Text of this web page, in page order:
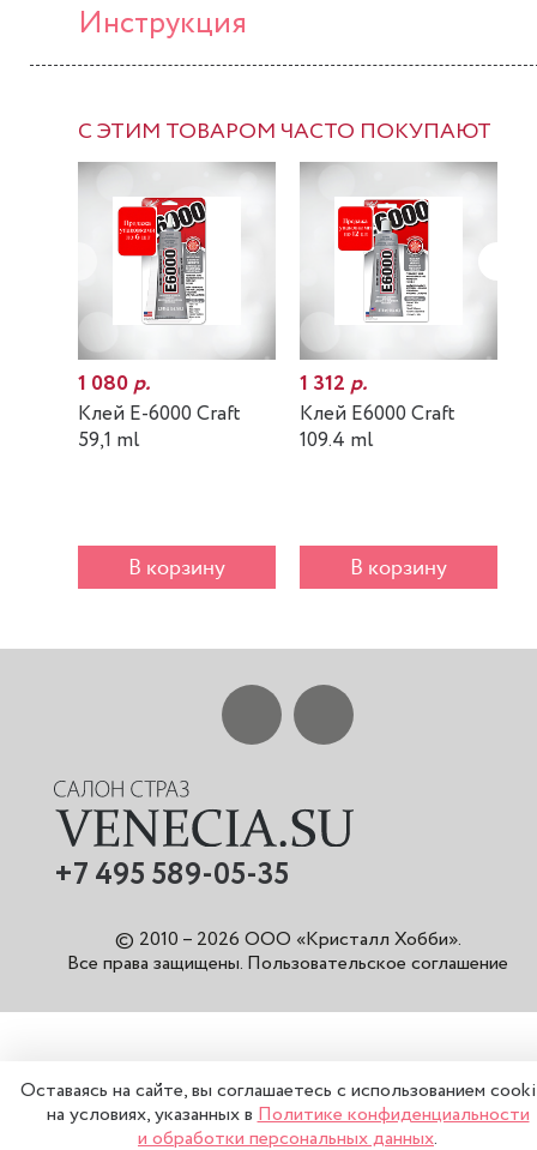
Инструкция
С ЭТИМ ТОВАРОМ ЧАСТО ПОКУПАЮТ
1 080р.
Клей E-6000 Craft
59,1 ml
В корзину
1 312р.
Клей E6000 Craft
109.4 ml
В корзину
+7 495 589-05-35
© 2010 – 2026 ООО «Кристалл Хобби».
Все права защищены. Пользовательское соглашение
Оставаясь на сайте, вы соглашаетесь с использованием
на условиях, указанных вПолитике конфиденциальности
и обработки персональных данных.